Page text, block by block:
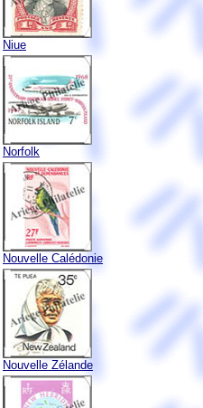
Niue
Norfolk
Nouvelle Calédonie
Nouvelle Zélande